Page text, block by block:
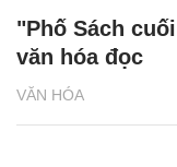
VĂN HÓA
"Phố Sách
văn hóa đọc